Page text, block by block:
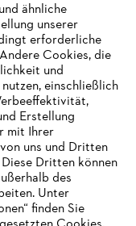
ähnliche
unserer
erforderliche
Cookies, die
und
einschließlich
Erstellung
mit Ihrer
uns und Dritten
Dritten können
des
Unter
finden Sie